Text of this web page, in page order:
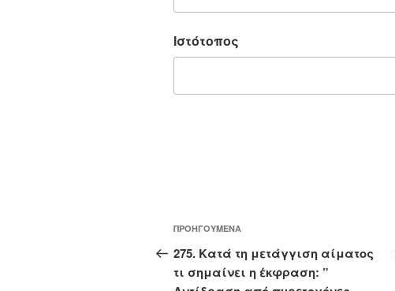
Ιστότοπος
Πλοήγηση
άρθρων
Προηγούμενο
άρθρο
ΠΡΟΗΓΟΎΜΕΝΑ
275. Κατά τη μετάγγιση αίματος
τι σημαίνει η έκφραση: ”